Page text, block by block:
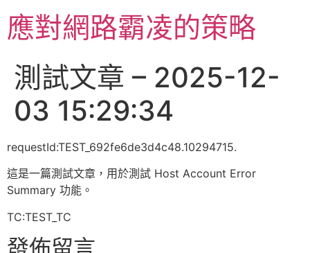
主應對網路霸凌的策略
測試文章 – 2025-12-
03 15:29:34
requestId:TEST_692fe6de3d4c48.10294715.
這是一篇測試文章，用於測試 Host Account Error
Summary 功能。
TC:TEST_TC